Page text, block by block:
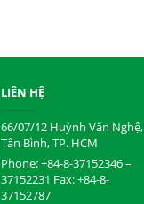
LIÊN HỆ
66/07/12 Huỳnh Văn Nghệ,
Tân Bình, TP. HCM
Phone: +84-8-37152346 –
37152231 Fax: +84-8-
37152787